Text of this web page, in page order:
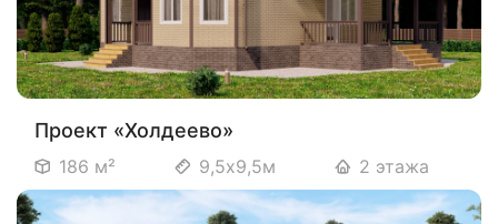
Проект «Холдеево»
186 м² 9,5х9,5м 2 этажа